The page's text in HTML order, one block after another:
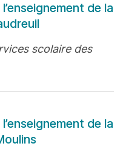
de la
scolaire des
de la